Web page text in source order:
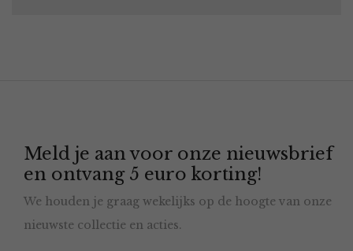
Meld je aan voor onze nieuwsbrief
en ontvang 5 euro korting!
We houden je graag wekelijks op de hoogte van onze
nieuwste collectie en acties.